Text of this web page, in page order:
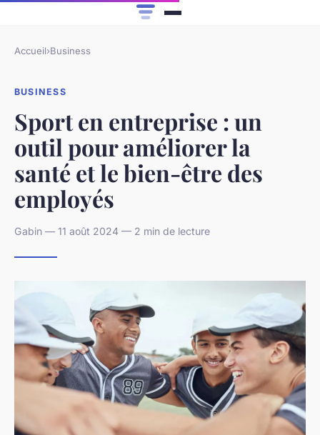
Accueil›Business
BUSINESS
Sport en entreprise : un
outil pour améliorer la
santé et le bien-être des
employés
Gabin — 11 août 2024 — 2 min de lecture